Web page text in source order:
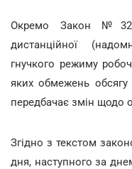
Окремо Закон
дистанційної
гнучкого режиму
яких обмежень обсягу
передбачає змін щодо
Згідно з текстом
дня, наступного за